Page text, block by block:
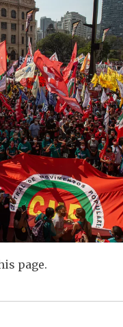
page.